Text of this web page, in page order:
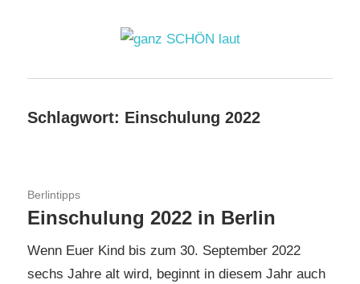
ganz
SCHÖN
Schlagwort: Einschulung 2022
11. Februar 2021
Berlintipps
Einschulung 2022 in Berlin
Wenn Euer Kind bis zum 30. September 2022
sechs Jahre alt wird, beginnt in diesem Jahr auch